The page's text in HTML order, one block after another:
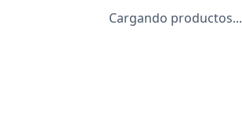
Cargando productos...